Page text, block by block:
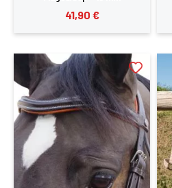
41,90 €